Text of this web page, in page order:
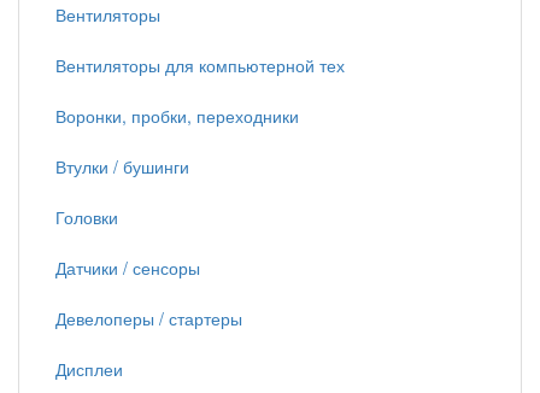
Вентиляторы
Вентиляторы для компьютерной тех
Воронки, пробки, переходники
Втулки / бушинги
Головки
Датчики / сенсоры
Девелоперы / стартеры
Дисплеи